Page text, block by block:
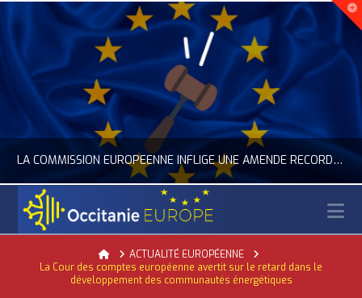
LA COMMISSION EUROPÉENNE INFLIGE UNE AMENDE RECORD À GOOGLE
ACTUALITÉ DE L'UNION EUROPÉENNE, ACTUALITÉ DE LA REPRÉSENTATION D’OCCITANIE EUROPE, NUMÉRIQUE- DIGITAL
HomeACTUALITÉ EUROPÉENNE
La Cour des comptes européenne avertit sur le retard dans le
développement des communautés énergétiques